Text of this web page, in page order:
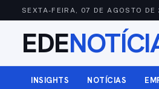
SEXTA-FEIRA, 07 DE AGOSTO DE
EDE
INSIGHTS NOTÍCIAS